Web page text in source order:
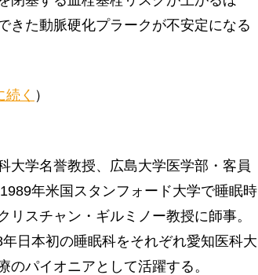
きた動脈硬化プラークが不安定になる
く ）
大学名誉教授、広島大学医学部・客員
年米国スタンフォード大学で睡眠時
スチャン・ギルミノー教授に師事。
日本初の睡眠科をそれぞれ愛知医科大
パイオニアとして活躍する。